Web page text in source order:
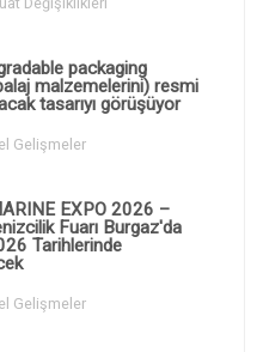
packaging
malzemelerini) resmi
tasarıyı görüşüyor
Gelişmeler
EXPO 2026 –
Fuarı Burgaz'da
Tarihlerinde
Gelişmeler